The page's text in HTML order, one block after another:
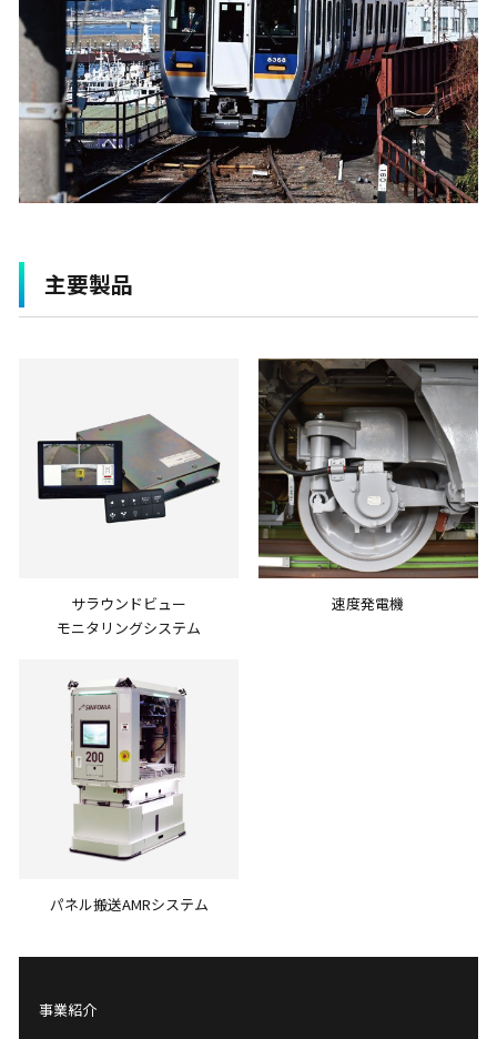
主要製品
サラウンドビュー
モニタリングシステム
速度発電機
パネル搬送AMRシステム
事業紹介